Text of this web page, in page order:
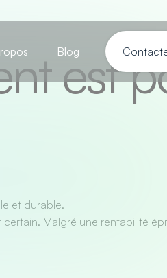
Blog
est
et durable.
Malgré une rentabilité